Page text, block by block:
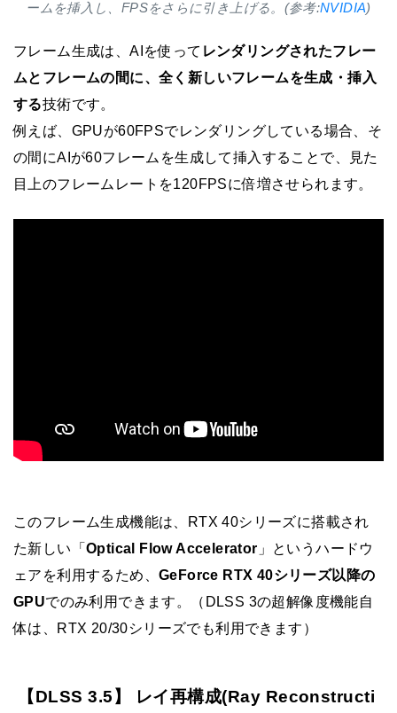
ームを挿入し、FPSをさらに引き上げる。(参考:NVIDIA)
フレーム生成は、AIを使って レンダリングされたフレー
ムとフレームの間に、全く新しいフレームを生成・挿入
する技術です。
例えば、GPUが60FPSでレンダリングしている場合、そ
の間にAIが60フレームを生成して挿入することで、見た
目上のフレームレートを120FPSに倍増させられます。
このフレーム生成機能は、RTX 40シリーズに搭載され
た新しい「 Optical Flow Accelerator 」というハードウ
ェアを利用するため、 GeForce RTX 40シリーズ以降の
GPUでのみ利用できます。（DLSS 3の超解像度機能自
体は、RTX 20/30シリーズでも利用できます）
【DLSS 3.5】 レイ再構成(Ray Reconstructi